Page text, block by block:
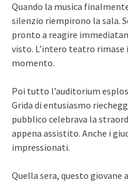
Quando la musica
silenzio riempirono la sala.
pronto a reagire
visto. L’intero teatro rimase
momento.
Poi tutto l’auditorium
Grida di entusiasmo
pubblico celebrava la
appena assistito. Anche i
impressionati.
Quella sera, questo